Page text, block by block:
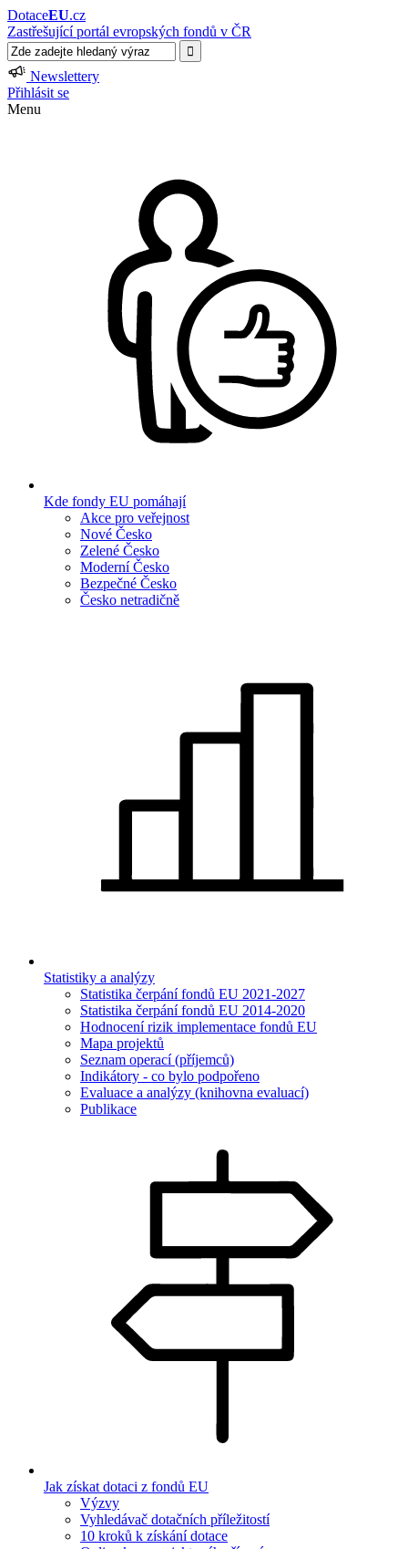
DotaceEU.cz
Zastřešující portál evropských fondů v ČR
Newslettery
Přihlásit se
Menu
Kde fondy EU pomáhají
Akce pro veřejnost
Nové Česko
Zelené Česko
Moderní Česko
Bezpečné Česko
Česko netradičně
Statistiky a analýzy
Statistika čerpání fondů EU 2021-2027
Statistika čerpání fondů EU 2014-2020
Hodnocení rizik implementace fondů EU
Mapa projektů
Seznam operací (příjemců)
Indikátory - co bylo podpořeno
Evaluace a analýzy (knihovna evaluací)
Publikace
Jak získat dotaci z fondů EU
Výzvy
Vyhledávač dotačních příležitostí
10 kroků k získání dotace